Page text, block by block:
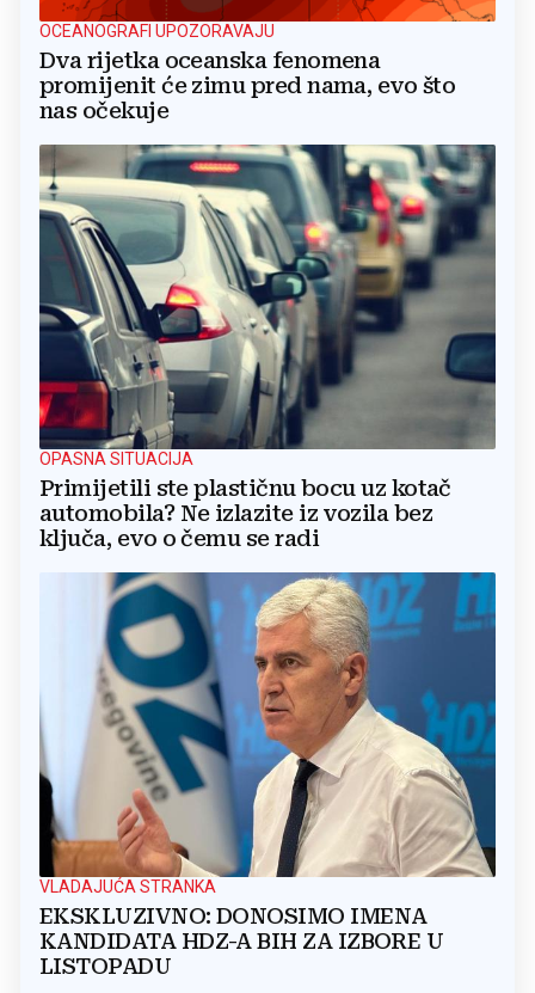
OCEANOGRAFI UPOZORAVAJU
Dva rijetka oceanska fenomena
promijenit će zimu pred nama, evo što
nas očekuje
OPASNA SITUACIJA
Primijetili ste plastičnu bocu uz kotač
automobila? Ne izlazite iz vozila bez
ključa, evo o čemu se radi
VLADAJUĆA STRANKA
EKSKLUZIVNO: DONOSIMO IMENA
KANDIDATA HDZ-A BIH ZA IZBORE U
LISTOPADU